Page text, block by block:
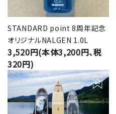
STANDARD point 8周年記念
オリジナルNALGEN 1.0L
3,520円(本体3,200円、税
320円)